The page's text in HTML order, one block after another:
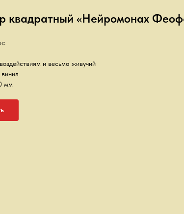
квадратный «Нейромонах
и весьма живучий
мм